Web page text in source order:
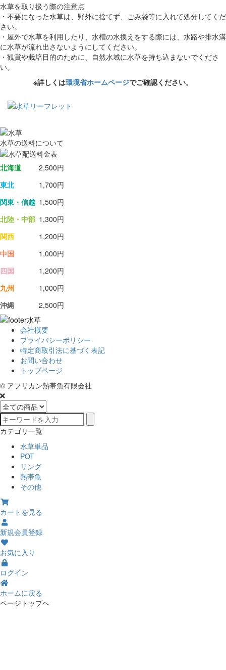
水草を取り扱う際の注意点
・不要になった水草は、野外に捨てず、ごみ袋等に入れて処分してくだ
さい。
・屋外で水草を利用したり、水槽の水換えをする際には、水路や排水溝
に水草が流れ出さないようにしてください。
・観賞や栽培目的のために、自然水域に水草を持ち込まないでくださ
い。
※詳しくは環境省ホームページでご確認ください。
水草の送料について
北海道
2,500円
東北
1,700円
関東・信越 1,500円
北陸・中部 1,300円
関西
1,200円
中国
1,000円
四国
1,200円
九州
1,000円
沖縄
2,500円
会社概要
プライバシーポリシー
特定商取引法に基づく表記
お問い合わせ
トップページ
© アフリカン熱帯魚有限会社
カテゴリ一覧
水草単品
POT
リング
熱帯魚
その他
カートを見る
新規会員登録
お気に入り
ログイン
ホームに戻る
ページトップへ